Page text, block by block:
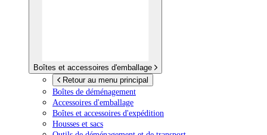
Boîtes et accessoires d'emballage
Retour au menu principal
Boîtes de déménagement
Accessoires d'emballage
Boîtes et accessoires d'expédition
Housses et sacs